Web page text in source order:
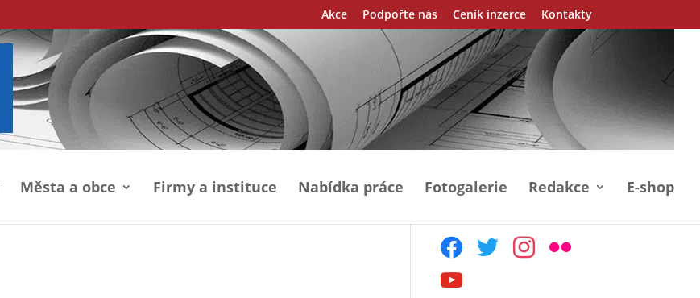
Akce Podpořte nás Ceník inzerce Kontakty
Města a obce Firmy a instituce Nabídka práce Fotogalerie Redakce E-shop
facebooktwitter instagram
flickr
youtube